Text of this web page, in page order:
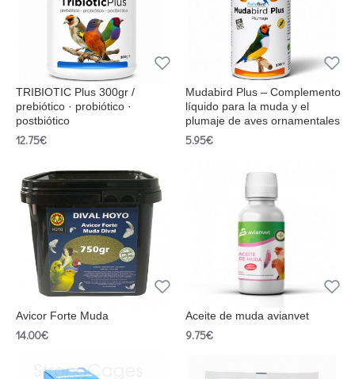
TRIBIOTIC Plus 300gr /
prebiótico · probiótico ·
postbiótico
12.75€
Mudabird Plus – Complemento
líquido para la muda y el
plumaje de aves ornamentales
5.95€
Avicor Forte Muda
14.00€
Aceite de muda avianvet
9.75€